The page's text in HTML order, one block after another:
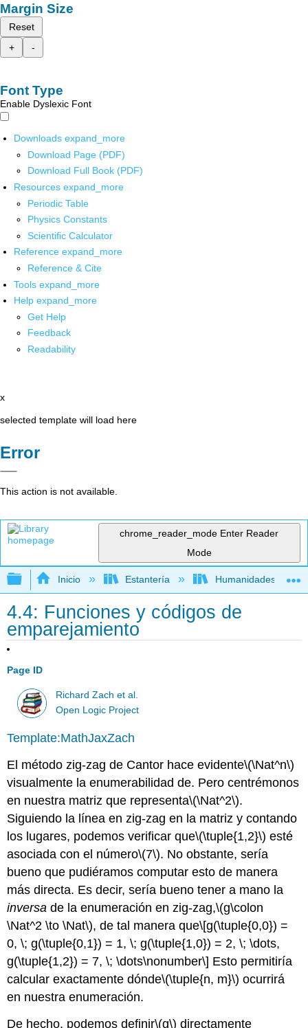
Margin Size
Reset
+
-
Font Type
Enable Dyslexic Font
Downloads expand_more
Download Page (PDF)
Download Full Book (PDF)
Resources expand_more
Periodic Table
Physics Constants
Scientific Calculator
Reference expand_more
Reference & Cite
Tools expand_more
Help expand_more
Get Help
Feedback
Readability
x
selected template will load here
Error
This action is not available.
chrome_reader_mode Enter Reader
Mode
Expandir/contraer jerarquía global
Inicio Estantería Humanidades
4.4: Funciones y códigos de
emparejamiento
Page ID
Richard Zach et al.
Open Logic Project
Template:MathJaxZach
El método zig-zag de Cantor hace evidente\(\Nat^n\)
visualmente la enumerabilidad de. Pero centrémonos
en nuestra matriz que representa\(\Nat^2\).
Siguiendo la línea en zig-zag en la matriz y contando
los lugares, podemos verificar que\(\tuple{1,2}\) esté
asociada con el número\(7\). No obstante, sería
bueno que pudiéramos computar esto de manera
más directa. Es decir, sería bueno tener a mano la
inversa de la enumeración en zig-zag,\(g\colon
\Nat^2 \to \Nat\), de tal manera que\[g(\tuple{0,0}) =
0, \; g(\tuple{0,1}) = 1, \; g(\tuple{1,0}) = 2, \; \dots,
g(\tuple{1,2}) = 7, \; \dots\nonumber\] Esto permitiría
calcular exactamente dónde\(\tuple{n, m}\) ocurrirá
en nuestra enumeración.
De hecho, podemos definir\(g\) directamente